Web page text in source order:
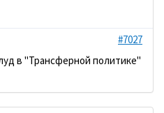
#7027
в "Трансферной политике"